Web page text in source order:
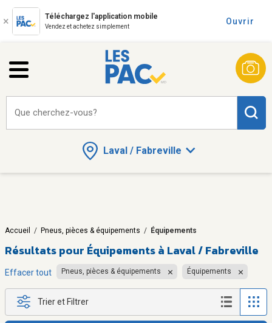
Téléchargez l'application mobile
Vendez et achetez simplement
Ouvrir
Laval / Fabreville
Que cherchez-vous?
Accueil / Pneus, pièces & équipements / Équipements
Résultats pour Équipements à Laval / Fabreville
Effacer tout Pneus, pièces & équipements Équipements
Trier et Filtrer